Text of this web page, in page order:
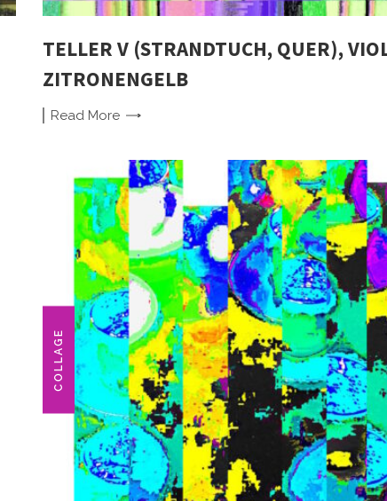
TELLER V (STRANDTUCH, QUER),
ZITRONENGELB
Read More
COLLAGE